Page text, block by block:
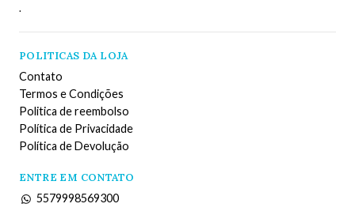
.
POLITICAS DA LOJA
Contato
Termos e Condições
Politica de reembolso
Política de Privacidade
Política de Devolução
ENTRE EM CONTATO
5579998569300